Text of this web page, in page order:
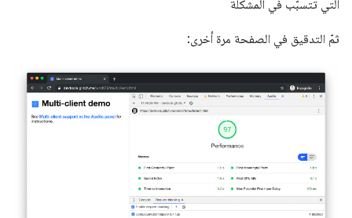
التي تتسبّب في المشكلة
ثمّ التدقيق في الصفحة مرة أخرى: